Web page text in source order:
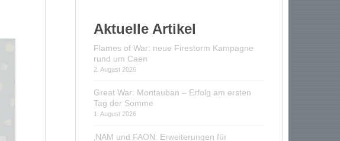
Aktuelle Artikel
Flames of War: neue Firestorm Kampagne
rund um Caen
2. August 2026
Great War: Montauban – Erfolg am ersten
Tag der Somme
1. August 2026
‚NAM und FAON: Erweiterungen für